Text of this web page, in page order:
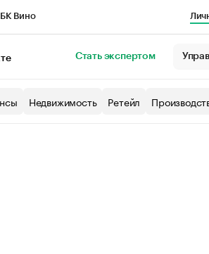
Вино
Стать экспертом
Недвижимость Ретейл